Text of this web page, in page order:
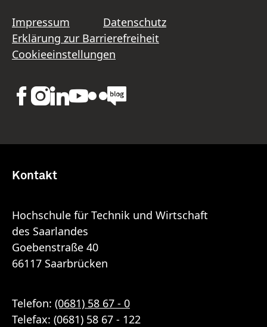
Impressum
Datenschutz
Erklärung zur Barrierefreiheit
Cookieeinstellungen
Kontakt
Hochschule für Technik und Wirtschaft
des Saarlandes
Goebenstraße 40
66117 Saarbrücken
Telefon: (0681) 58 67 - 0
Telefax: (0681) 58 67 - 122